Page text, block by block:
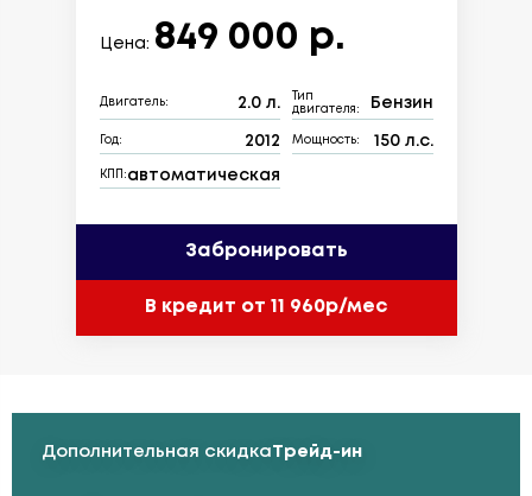
Цена: 849 000 р.
Двигатель: 2.0 л.
Тип
двигателя:
Бензин
Год: 2012 Мощность: 150 л.с.
КПП: автоматическая
Забронировать
В кредит от 11 960р/мес
Дополнительная скидкаТрейд-ин